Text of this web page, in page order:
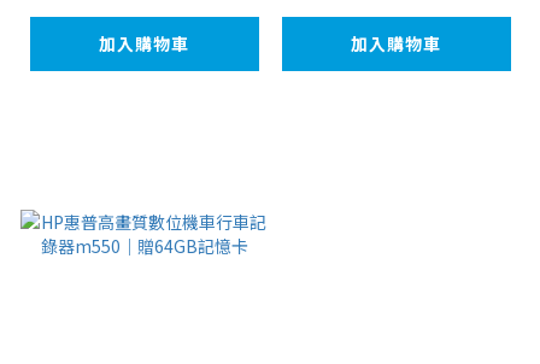
加入購物車 加入購物車